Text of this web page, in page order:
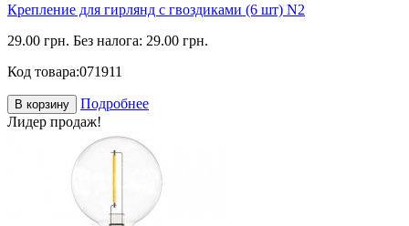
Крепление для гирлянд с гвоздиками (6 шт) N2
29.00 грн. Без налога: 29.00 грн.
Код товара:071911
В корзину
Подробнее
Лидер продаж!